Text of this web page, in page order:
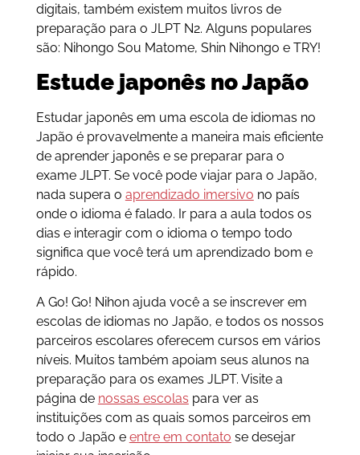
digitais, também existem muitos livros de
preparação para o JLPT N2. Alguns populares
são: Nihongo Sou Matome, Shin Nihongo e TRY!
Estude japonês no Japão
Estudar japonês em uma escola de idiomas no
Japão é provavelmente a maneira mais eficiente
de aprender japonês e se preparar para o
exame JLPT. Se você pode viajar para o Japão,
nada supera o aprendizado imersivo no país
onde o idioma é falado. Ir para a aula todos os
dias e interagir com o idioma o tempo todo
significa que você terá um aprendizado bom e
rápido.
A Go! Go! Nihon ajuda você a se inscrever em
escolas de idiomas no Japão, e todos os nossos
parceiros escolares oferecem cursos em vários
níveis. Muitos também apoiam seus alunos na
preparação para os exames JLPT. Visite a
página de nossas escolas para ver as
instituições com as quais somos parceiros em
todo o Japão e entre em contato se desejar